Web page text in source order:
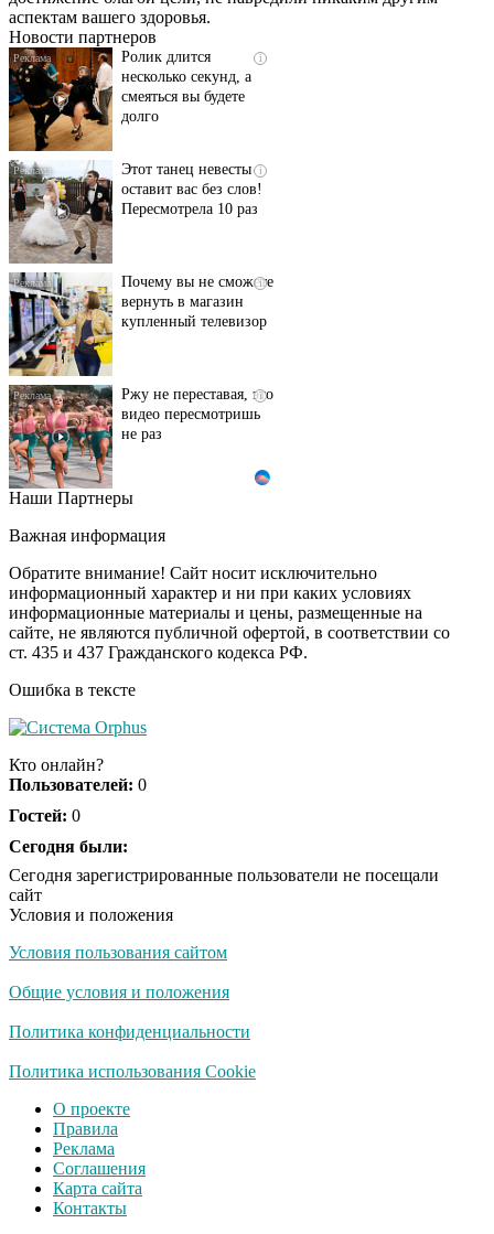
аспектам вашего здоровья.
Новости партнеров
их не видят...
i
Ролик длится
несколько секунд, а
смеяться вы будете
долго
i
Этот танец невесты
оставит вас без слов!
Пересмотрела 10 раз
i
Почему вы не сможете
вернуть в магазин
купленный телевизор
i
Ржу не переставая, это
видео пересмотришь
не раз
Ролик длится пару
шоке от увиденного
i
Смолов призвал
российских
футболистов покинуть
Ролик из Омска: вы
Королева вагона
оставит равнодушным
Наши Партнеры
Важная информация
Обратите внимание! Сайт носит исключительно
информационный характер и ни при каких условиях
информационные материалы и цены, размещенные на
сайте, не являются публичной офертой, в соответствии со
ст. 435 и 437 Гражданского кодекса РФ.
Ошибка в тексте
Кто онлайн?
Пользователей: 0
Гостей: 0
Сегодня были:
Сегодня зарегистрированные пользователи не посещали
сайт
Условия и положения
Условия пользования сайтом
Общие условия и положения
Политика конфиденциальности
Политика использования Cookie
О проекте
Правила
Реклама
Соглашения
Карта сайта
Контакты